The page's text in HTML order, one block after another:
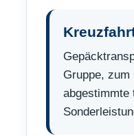
Gruppe, zum
abgestimmte